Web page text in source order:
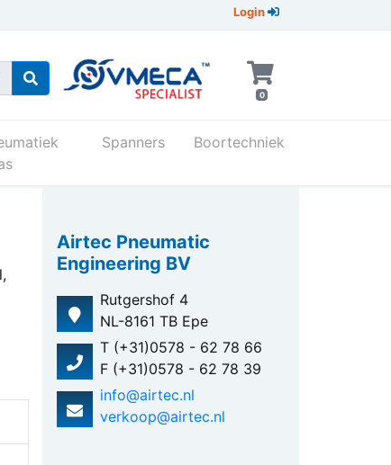
Login
0
Spanners Boortechniek
Airtec Pneumatic
Engineering BV
Rutgershof 4
NL-8161 TB Epe
T (+31)0578 - 62 78 66
F (+31)0578 - 62 78 39
info@airtec.nl
verkoop@airtec.nl